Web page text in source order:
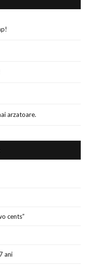
arzatoare.
cents”
ani